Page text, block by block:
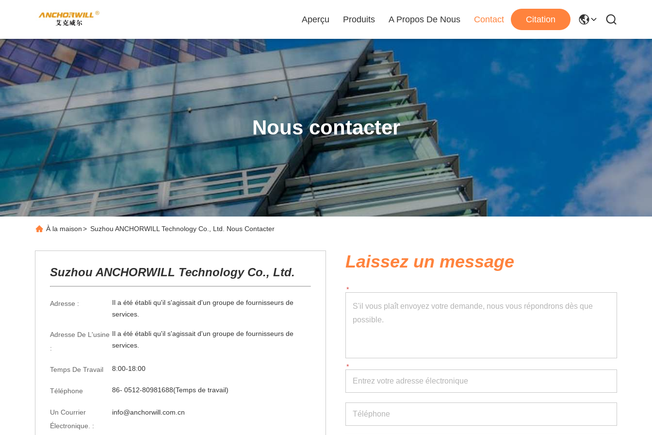
Aperçu Produits A Propos De Nous Contact Citation
Nous contacter
À la maison> Suzhou ANCHORWILL Technology Co., Ltd. Nous Contacter
Suzhou ANCHORWILL Technology Co., Ltd.
Adresse :
Il a été établi qu'il s'agissait d'un groupe de fournisseurs de
services.
Adresse De L'usine
:
Il a été établi qu'il s'agissait d'un groupe de fournisseurs de
services.
Temps De Travail 8:00-18:00
Téléphone 86- 0512-80981688(Temps de travail)
Un Courrier
Électronique. :
info@anchorwill.com.cn
Laissez un message